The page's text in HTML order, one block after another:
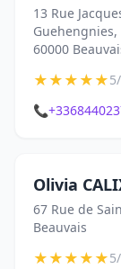
13 Rue
Guehengnies,
60000
★★★★★
📞
Olivia
67 Rue de
Beauvais
★★★★★